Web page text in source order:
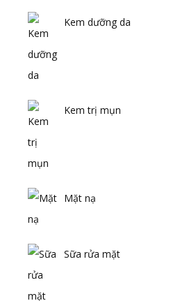
Kem dưỡng da
Kem trị mụn
Mặt nạ
Sữa rửa mặt